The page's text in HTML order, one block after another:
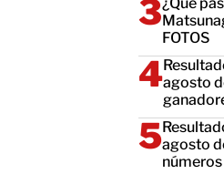
FOTOS
agosto
agosto